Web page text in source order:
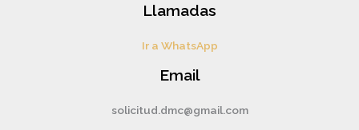
Llamadas
Ir a WhatsApp
Email
solicitud.dmc@gmail.com